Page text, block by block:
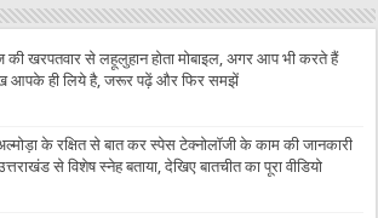
की खरपतवार से लहूलुहान होता मोबाइल, अगर आप भी करते हैं
आपके ही लिये है, जरूर पढ़ें और फिर समझें
के रक्षित से बात कर स्पेस टेक्नोलॉजी के काम की जानकारी
से विशेष स्नेह बताया, देखिए बातचीत का पूरा वीडियो